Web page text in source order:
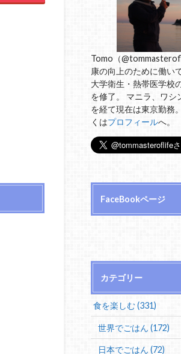
Tomo（
康の向上のために働い
大学衛生・熱帯医学校
を修了。 マニラ、ワシ
を経て現在は東京勤務
くはプロフィールへ。
FaceBookページ
カテゴリー
食を楽しむ (331)
世界でごはん (172)
日本でごはん (72)